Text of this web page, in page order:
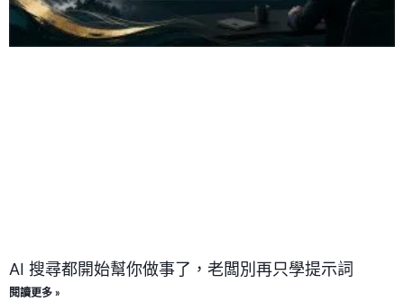
AI 搜尋都開始幫你做事了，老闆別再只學提示詞
閱讀更多 »